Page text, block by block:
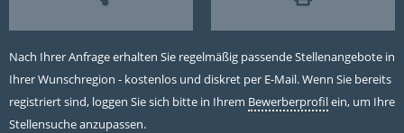
Nach Ihrer Anfrage erhalten Sie regelmäßig passende Stellenangebote in
Ihrer Wunschregion - kostenlos und diskret per E-Mail. Wenn Sie bereits
registriert sind, loggen Sie sich bitte in Ihrem Bewerberprofilein, um Ihre
Stellensuche anzupassen.